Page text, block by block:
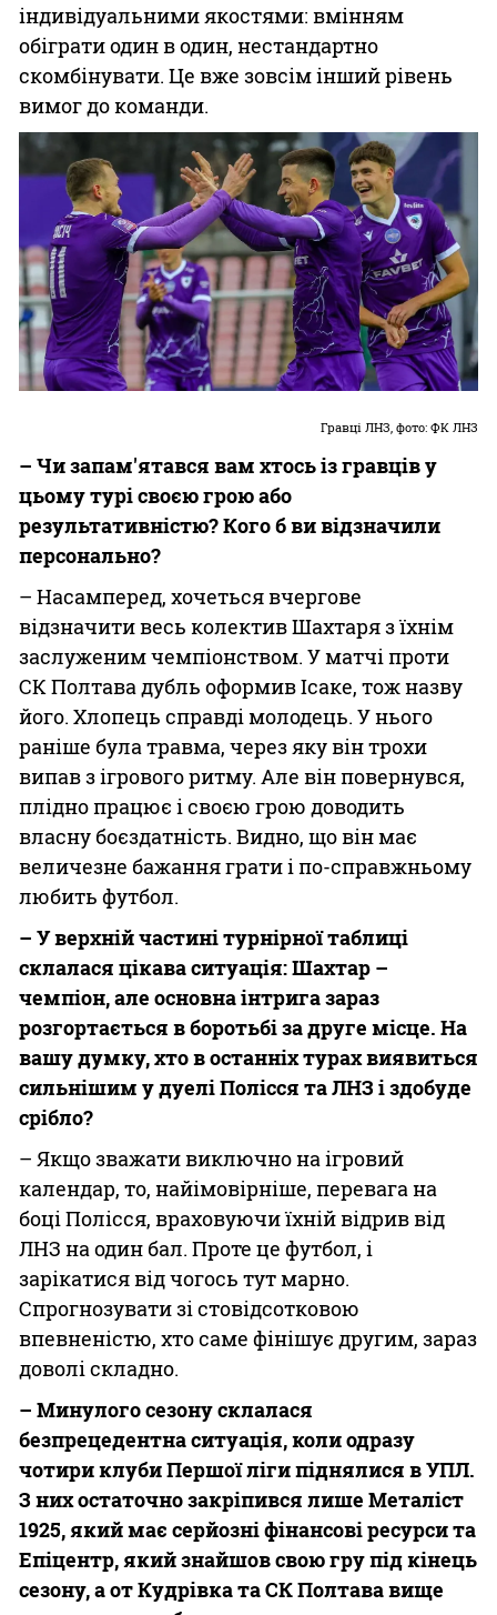
індивідуальними якостями: вмінням
обіграти один в один, нестандартно
скомбінувати. Це вже зовсім інший рівень
вимог до команди.
Гравці ЛНЗ, фото: ФК ЛНЗ
– Чи запам'ятався вам хтось із гравців у
цьому турі своєю грою або
результативністю? Кого б ви відзначили
персонально?
– Насамперед, хочеться вчергове
відзначити весь колектив Шахтаря з їхнім
заслуженим чемпіонством. У матчі проти
СК Полтава дубль оформив Ісаке, тож назву
його. Хлопець справді молодець. У нього
раніше була травма, через яку він трохи
випав з ігрового ритму. Але він повернувся,
плідно працює і своєю грою доводить
власну боєздатність. Видно, що він має
величезне бажання грати і по-справжньому
любить футбол.
– У верхній частині турнірної таблиці
склалася цікава ситуація: Шахтар –
чемпіон, але основна інтрига зараз
розгортається в боротьбі за друге місце. На
вашу думку, хто в останніх турах виявиться
сильнішим у дуелі Полісся та ЛНЗ і здобуде
срібло?
– Якщо зважати виключно на ігровий
календар, то, найімовірніше, перевага на
боці Полісся, враховуючи їхній відрив від
ЛНЗ на один бал. Проте це футбол, і
зарікатися від чогось тут марно.
Спрогнозувати зі стовідсотковою
впевненістю, хто саме фінішує другим, зараз
доволі складно.
– Минулого сезону склалася
безпрецедентна ситуація, коли одразу
чотири клуби Першої ліги піднялися в УПЛ.
З них остаточно закріпився лише Металіст
1925, який має серйозні фінансові ресурси та
Епіцентр, який знайшов свою гру під кінець
сезону, а от Кудрівка та СК Полтава вище